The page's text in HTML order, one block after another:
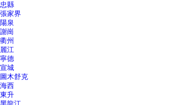
忠縣
張家界
陽泉
謝崗
衢州
麗江
寧德
宣城
圖木舒克
海西
東升